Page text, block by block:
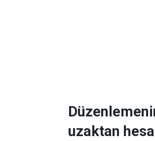
uzaktan